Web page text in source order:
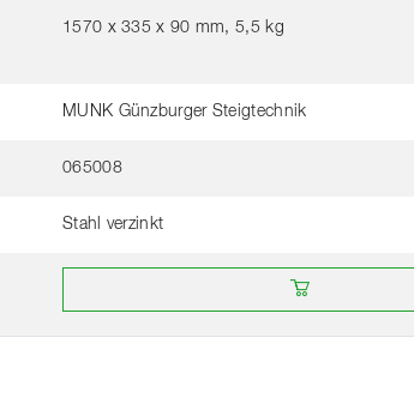
1570 x 335 x 90 mm, 5,5 kg
MUNK Günzburger Steigtechnik
065008
Stahl verzinkt
Acheter en ligne chez un revendeur